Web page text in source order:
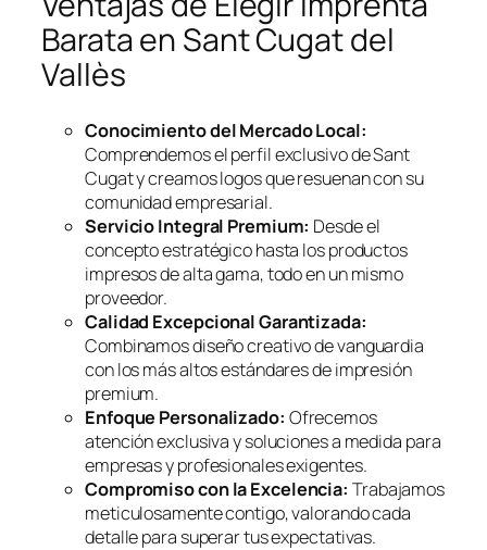
Barata en Sant Cugat del
Vallès
Conocimiento del Mercado Local:
Comprendemos el perfil exclusivo de Sant
Cugat y creamos logos que resuenan con su
comunidad empresarial.
Servicio Integral Premium: Desde el
concepto estratégico hasta los productos
impresos de alta gama, todo en un mismo
proveedor.
Calidad Excepcional Garantizada:
Combinamos diseño creativo de vanguardia
con los más altos estándares de impresión
premium.
Enfoque Personalizado: Ofrecemos
atención exclusiva y soluciones a medida para
empresas y profesionales exigentes.
Compromiso con la Excelencia: Trabajamos
meticulosamente contigo, valorando cada
detalle para superar tus expectativas.